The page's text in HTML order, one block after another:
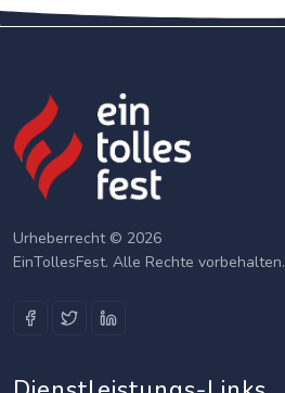
Urheberrecht © 2026
EinTollesFest. Alle Rechte vorbehalten.